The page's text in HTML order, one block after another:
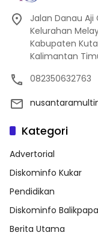
Jalan Danau Aji
Kelurahan
Kabupaten
Kalimantan
082350632763
Kategori
Advertorial
Diskominfo Kukar
Pendidikan
Diskominfo
Berita Utama